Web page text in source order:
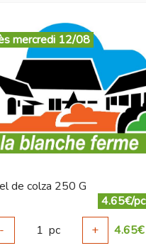
mercredi 12/08
de colza 250 G
4.65€/pc
-
1 pc + 4.65€